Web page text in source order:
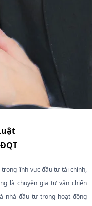
lĩnh vực đầu tư tài chính,
là chuyên gia tư vấn chiến
nhà đầu tư trong hoạt động